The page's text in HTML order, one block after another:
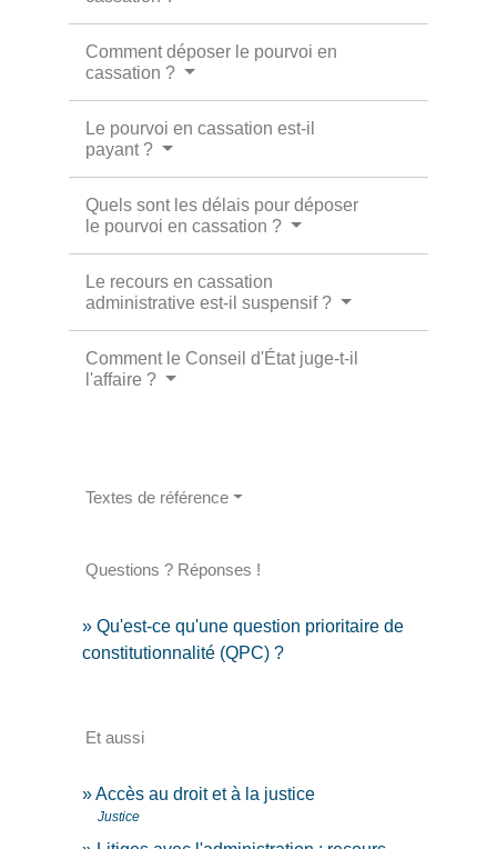
Comment déposer le pourvoi en
cassation ?
Le pourvoi en cassation est-il
payant ?
Quels sont les délais pour déposer
le pourvoi en cassation ?
Le recours en cassation
administrative est-il suspensif ?
Comment le Conseil d'État juge-t-il
l'affaire ?
Textes de référence
Questions ? Réponses !
Qu'est-ce qu'une question prioritaire de
constitutionnalité (QPC) ?
Et aussi
Accès au droit et à la justice
Justice